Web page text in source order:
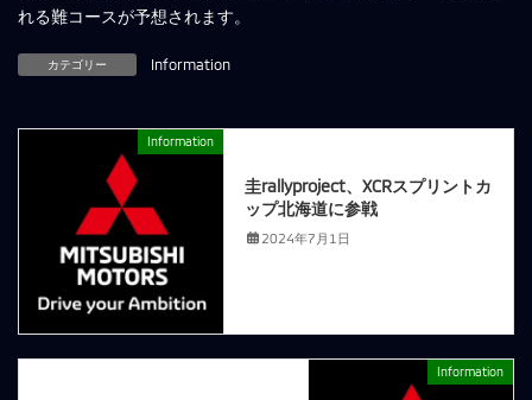
れる難コースが予想されます。
カテゴリー Information
Information
圭rallyproject、XCRスプリントカ
ップ北海道に参戦
2024年7月1日
Information